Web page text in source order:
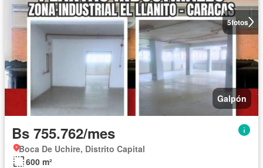
5fotos
Galpón
Bs 755.762/mes
Boca De Uchire, Distrito Capital
600 m²